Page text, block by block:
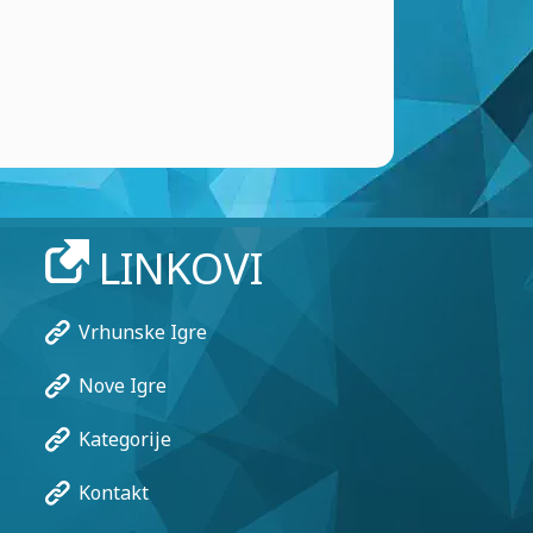
LINKOVI
Vrhunske Igre
Nove Igre
Kategorije
Kontakt